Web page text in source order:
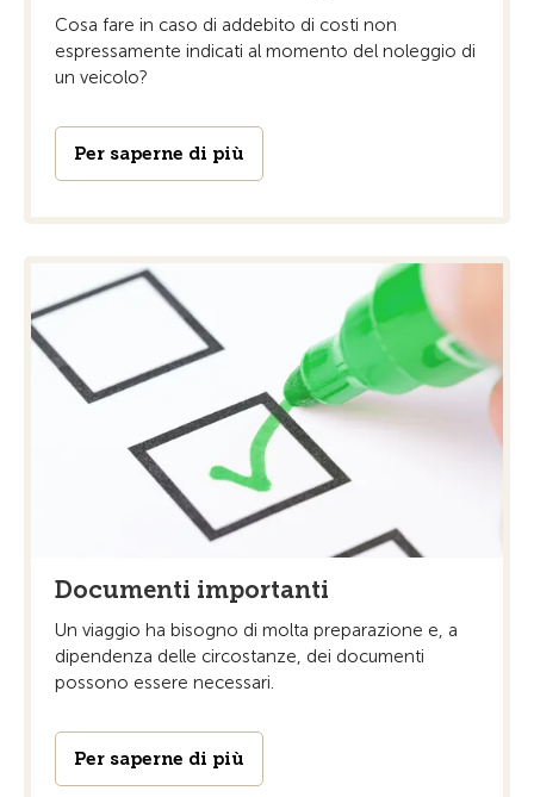
Cosa fare in caso di addebito di costi non
espressamente indicati al momento del noleggio di
un veicolo?
Per saperne di più
Documenti importanti
Un viaggio ha bisogno di molta preparazione e, a
dipendenza delle circostanze, dei documenti
possono essere necessari.
Per saperne di più